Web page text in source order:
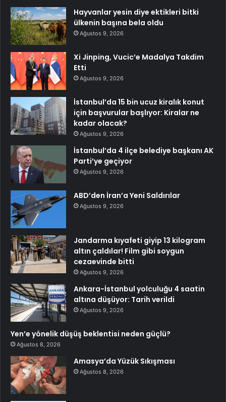
Hayvanlar yesin diye ektikleri bitki
ülkenin başına bela oldu
Ağustos 9, 2026
Xi Jinping, Vucic’e Madalya Takdim
Etti
Ağustos 9, 2026
İstanbul’da 15 bin ucuz kiralık konut
için başvurular başlıyor: Kiralar ne
kadar olacak?
Ağustos 9, 2026
İstanbul’da 4 ilçe belediye başkanı AK
Parti’ye geçiyor
Ağustos 9, 2026
ABD’den İran’a Yeni Saldırılar
Ağustos 9, 2026
Jandarma kıyafeti giyip 13 kilogram
altın çaldılar! Film gibi soygun
cezaevinde bitti
Ağustos 9, 2026
Ankara-İstanbul yolculuğu 4 saatin
altına düşüyor: Tarih verildi
Ağustos 9, 2026
Yen’e yönelik düşüş beklentisi neden güçlü?
Ağustos 8, 2026
Amasya’da Yüzük Sıkışması
Ağustos 8, 2026